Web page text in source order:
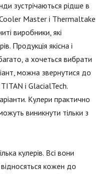
зустрічаються рідше в
Master і Thermaltake
виробники, які
Продукція якісна і
а хочеться вибрати
можна звернутися до
і GlacialTech.
Кулери практично
виникнути тільки з
кулерів. Всі вони
кожен до